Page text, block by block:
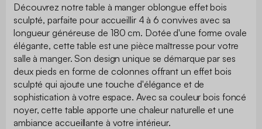
Découvrez notre table à manger oblongue effet bois
sculpté, parfaite pour accueillir 4 à 6 convives avec sa
longueur généreuse de 180 cm. Dotée d'une forme ovale
élégante, cette table est une pièce maîtresse pour votre
salle à manger. Son design unique se démarque par ses
deux pieds en forme de colonnes offrant un effet bois
sculpté qui ajoute une touche d'élégance et de
sophistication à votre espace. Avec sa couleur bois foncé
noyer, cette table apporte une chaleur naturelle et une
ambiance accueillante à votre intérieur.